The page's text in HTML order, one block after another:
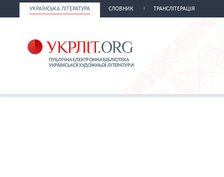
УКРАЇНСЬКА ЛІТЕРАТУРА СЛОВНИК ТРАНСЛІТЕРАЦІЯ